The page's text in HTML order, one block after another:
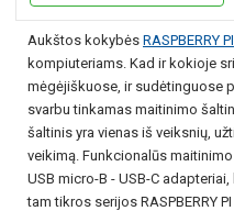
Aukštos kokybės RASPBERRY PI
kompiuteriams. Kad ir kokioje
mėgėjiškuose, ir sudėtinguose
svarbu tinkamas maitinimo
šaltinis yra vienas iš veiksnių,
veikimą. Funkcionalūs
USB micro-B - USB-C
tam tikros serijos RASPBERRY